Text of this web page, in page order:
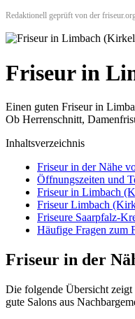
Redaktionell geprüft von der
Friseur in
Einen guten Friseur in
Ob Herrenschnitt,
Inhaltsverzeichnis
Friseur in der Nähe
Öffnungszeiten und
Friseur in Limbach
Friseur Limbach
Friseure Saarpfalz-
Häufige Fragen zum
Friseur in der
Die folgende Übersicht
gute Salons aus